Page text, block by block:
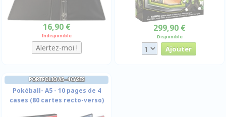
16,90 €
Indisponible
299,90 €
Disponible
PORTFOLIO A5 - 4 CASES
Pokéball- A5 - 10 pages de 4
cases (80 cartes recto-verso)